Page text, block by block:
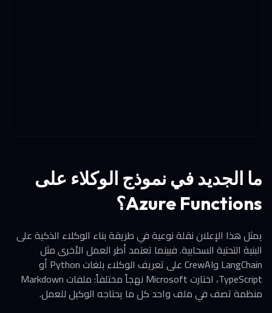
ما الجديد في نموذج الوكلاء على
Azure Functions؟
يمثل هذا الإعلان نقلة نوعية في طريقة بناء الوكلاء الذكية على
البنية التحتية السحابية. فبينما تعتمد أطر العمل الأخرى مثل
LangChain وCrewAI على تعريف الوكلاء بلغات Python أو
TypeScript، اختارت Microsoft نهجاً مختلفاً: ملفات Markdown
منظمة تصف في ملف واحد كل ما يحتاجه الوكيل للعمل.